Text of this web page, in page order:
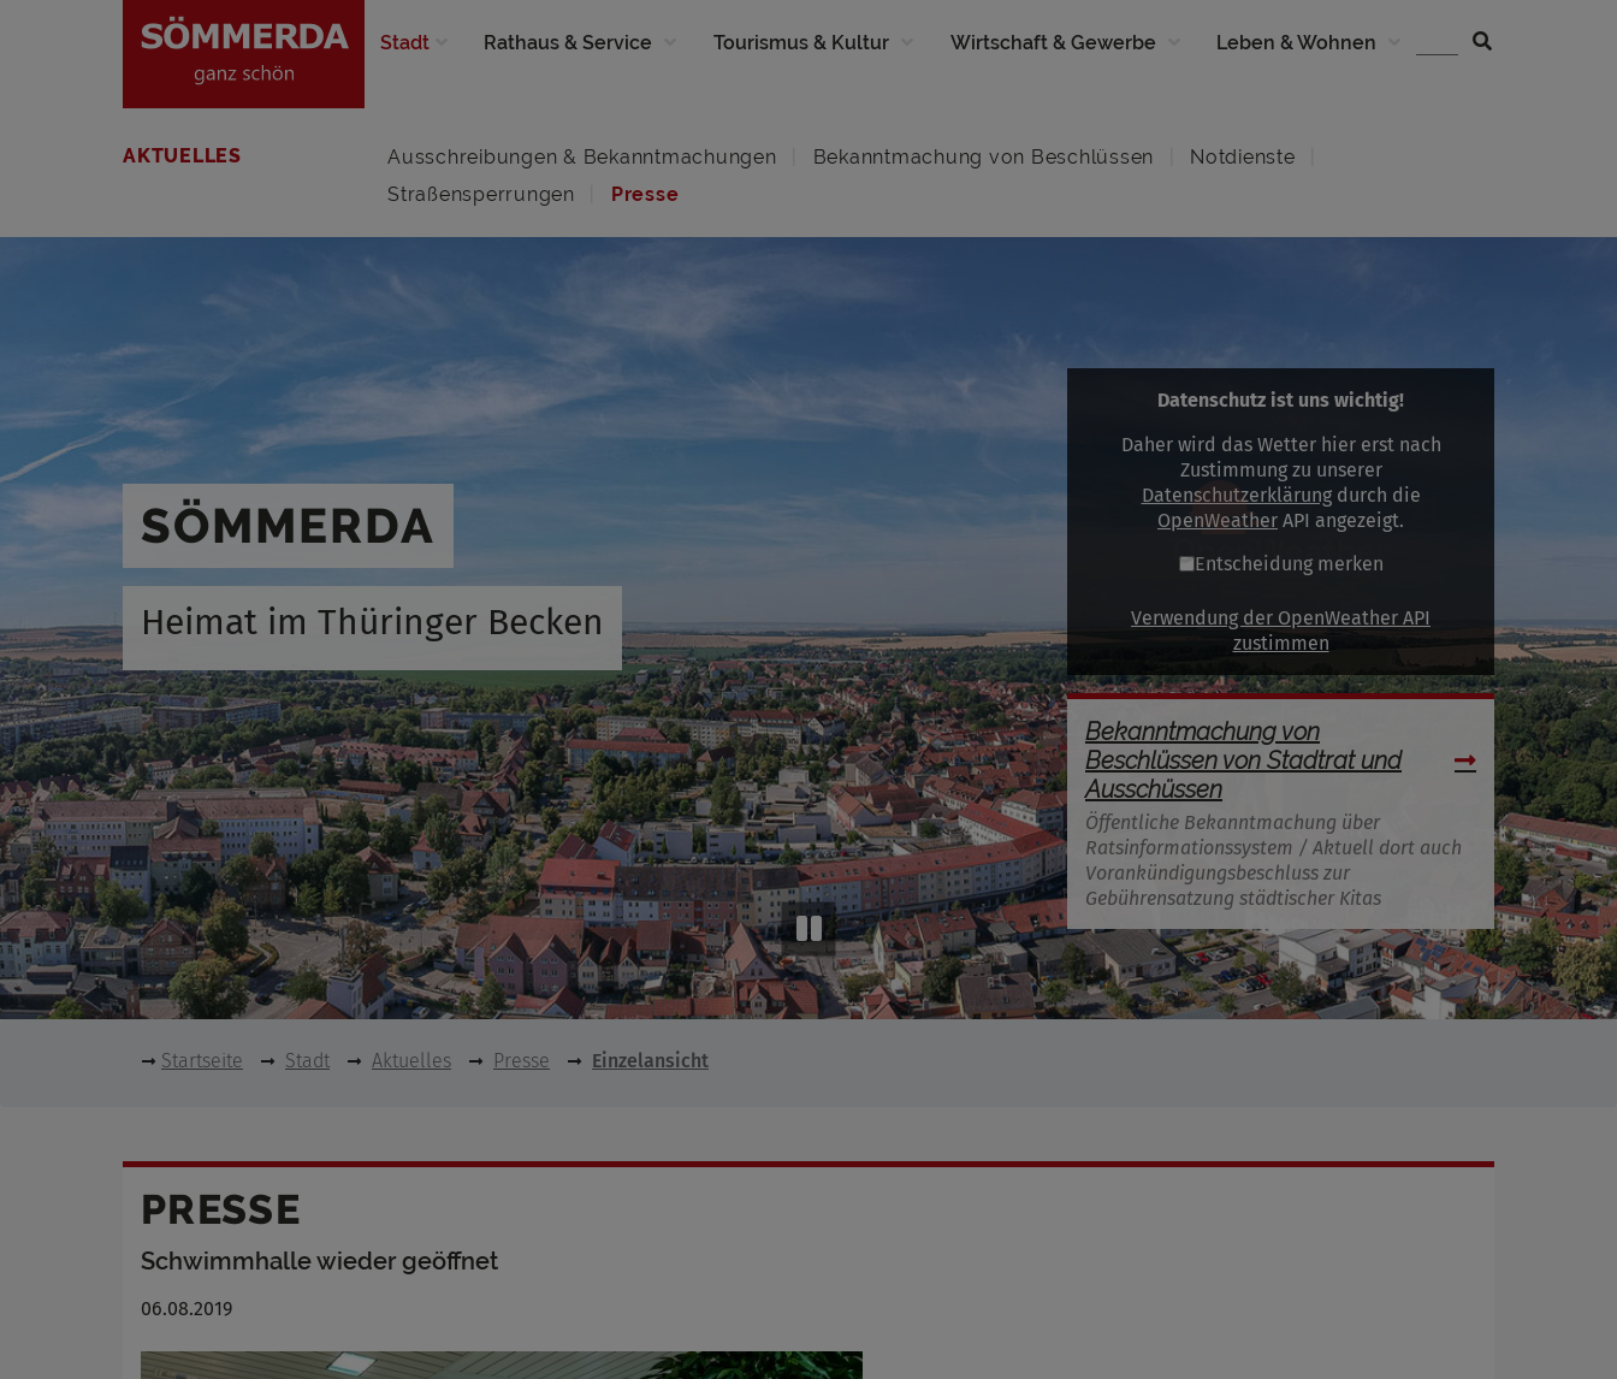
Stadt Rathaus & Service Tourismus & Kultur Wirtschaft & Gewerbe Leben & Wohnen
AKTUELLES Ausschreibungen & Bekanntmachungen Bekanntmachung von Beschlüssen
Notdienste
Straßensperrungen
Presse
SÖMMERDA
Heimat im Thüringer Becken
Datenschutz ist uns wichtig!
Daher wird das Wetter hier erst nach
Zustimmung zu unserer
Datenschutzerklärungdurch die
OpenWeather API angezeigt.
Entscheidung merken
Verwendung der OpenWeather API
zustimmen
Bekanntmachung von
Beschlüssen von Stadtrat und
Ausschüssen
Öffentliche Bekanntmachung über
Ratsinformationssystem / Aktuell dort auch
Vorankündigungsbeschluss zur
Gebührensatzung städtischer Kitas
Startseite Stadt Aktuelles Presse Einzelansicht
PRESSE
Schwimmhalle wieder geöffnet
06.08.2019